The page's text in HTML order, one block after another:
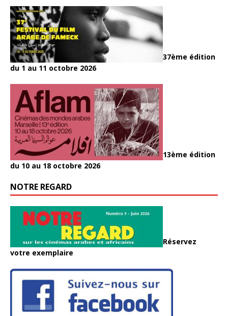
37ème édition
du 1 au 11 octobre 2026
13ème édition
du 10 au 18 octobre 2026
NOTRE REGARD
Réservez
votre exemplaire